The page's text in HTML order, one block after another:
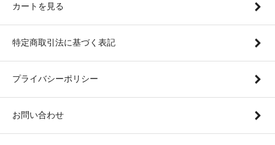
カートを見る
特定商取引法に基づく表記
プライバシーポリシー
お問い合わせ